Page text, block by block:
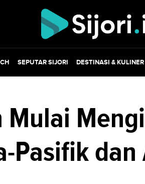
SEPUTAR SIJORI DESTINASI & KULINER
Pasifik